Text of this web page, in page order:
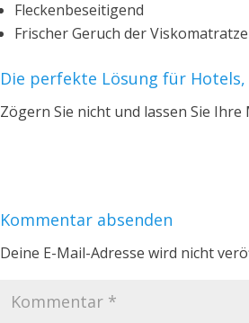
Fleckenbeseitigend
Frischer Geruch der Viskomatratze
Die perfekte Lösung für
Zögern Sie nicht und lassen Sie
Kommentar absenden
Deine E-Mail-Adresse wird nicht